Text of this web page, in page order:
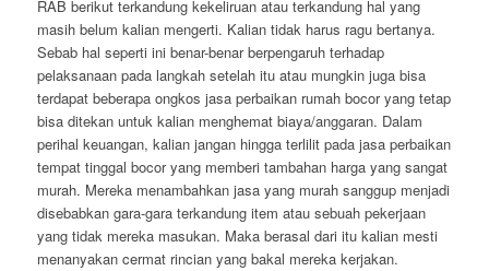
RAB berikut terkandung kekeliruan atau terkandung hal yang
masih belum kalian mengerti. Kalian tidak harus ragu bertanya.
Sebab hal seperti ini benar-benar berpengaruh terhadap
pelaksanaan pada langkah setelah itu atau mungkin juga bisa
terdapat beberapa ongkos jasa perbaikan rumah bocor yang tetap
bisa ditekan untuk kalian menghemat biaya/anggaran. Dalam
perihal keuangan, kalian jangan hingga terlilit pada jasa perbaikan
tempat tinggal bocor yang memberi tambahan harga yang sangat
murah. Mereka menambahkan jasa yang murah sanggup menjadi
disebabkan gara-gara terkandung item atau sebuah pekerjaan
yang tidak mereka masukan. Maka berasal dari itu kalian mesti
menanyakan cermat rincian yang bakal mereka kerjakan.